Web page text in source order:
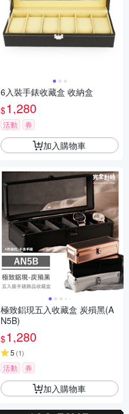
6入裝手錶收藏盒 收納盒
$1,280
活動 券
加入購物車
極致鋁現五入收藏盒 炭殞黑(A
N5B)
$1,280
5 (1)
活動 券
加入購物車